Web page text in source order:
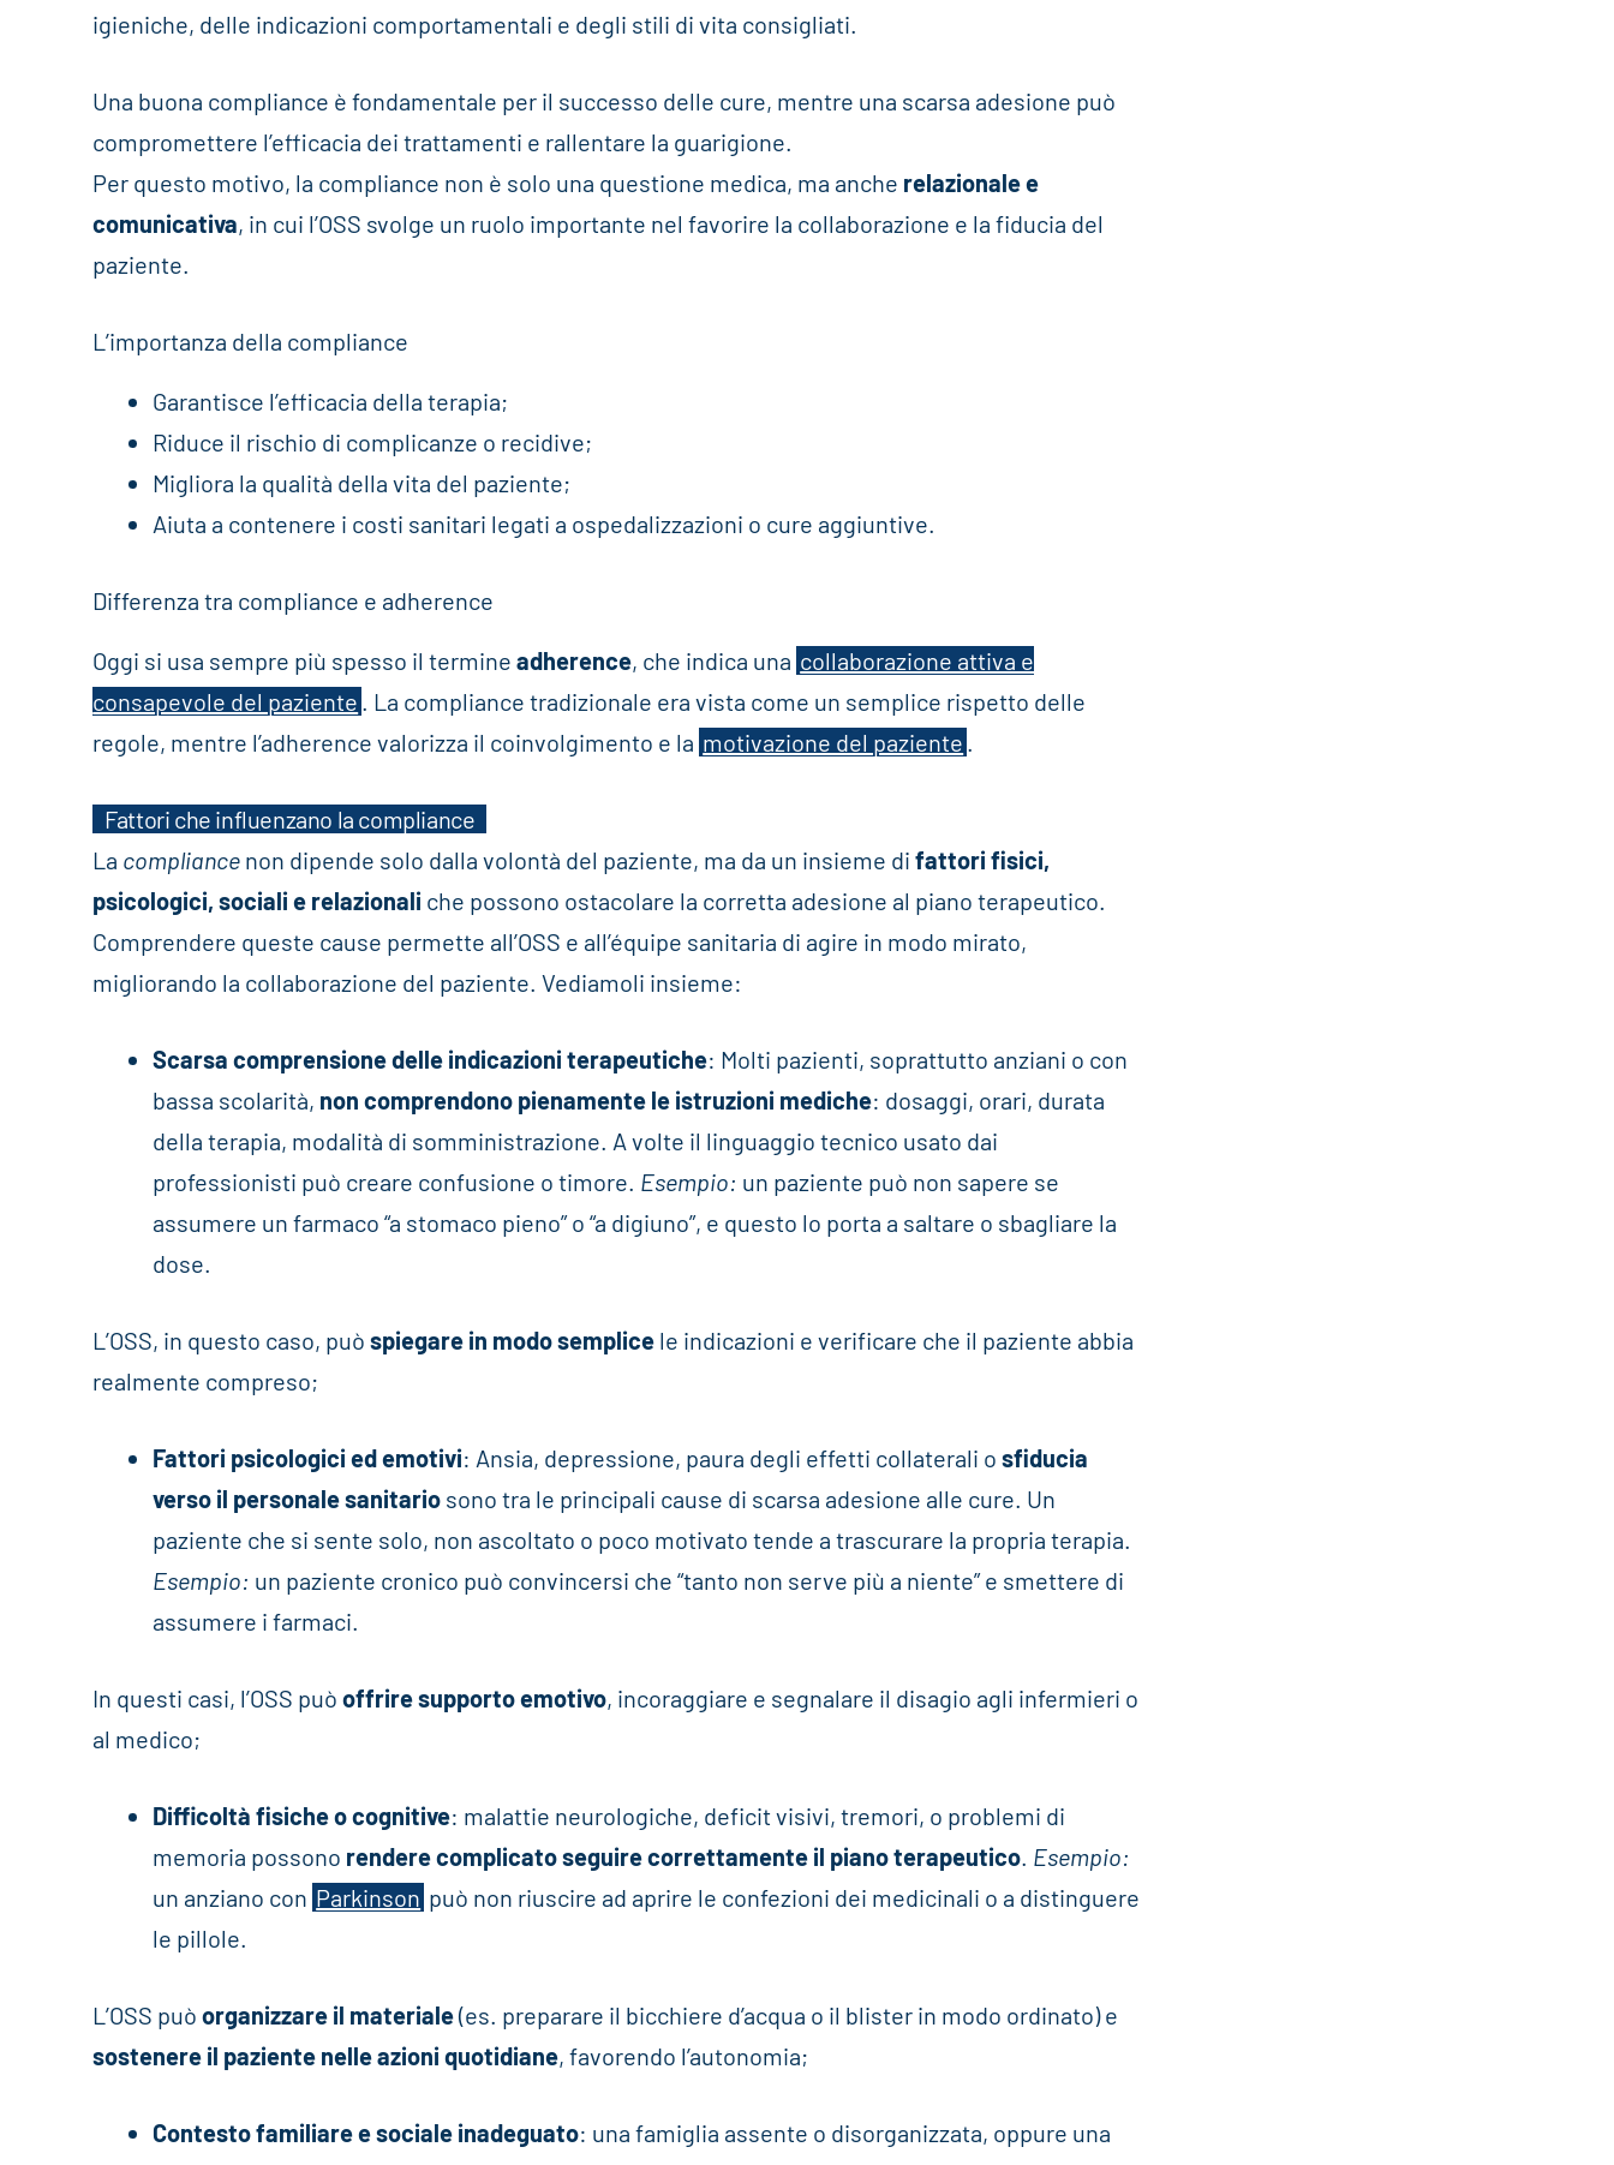
igieniche, delle indicazioni comportamentali e degli stili di vita consigliati.
Una buona compliance è fondamentale per il successo delle cure, mentre una scarsa adesione può
compromettere l’efficacia dei trattamenti e rallentare la guarigione.
Per questo motivo, la compliance non è solo una questione medica, ma anche relazionale e
comunicativa, in cui l’OSS svolge un ruolo importante nel favorire la collaborazione e la fiducia del
paziente.
L’importanza della compliance
Garantisce l’efficacia della terapia;
Riduce il rischio di complicanze o recidive;
Migliora la qualità della vita del paziente;
Aiuta a contenere i costi sanitari legati a ospedalizzazioni o cure aggiuntive.
Differenza tra compliance e adherence
Oggi si usa sempre più spesso il termineadherence, che indica una collaborazione attiva e
consapevole del paziente . La compliance tradizionale era vista come un semplice rispetto delle
regole, mentre l’adherence valorizza il coinvolgimento e la motivazione del paziente .
Fattori che influenzano la compliance
La compliance non dipende solo dalla volontà del paziente, ma da un insieme difattori fisici,
psicologici, sociali e relazionali che possono ostacolare la corretta adesione al piano terapeutico.
Comprendere queste cause permette all’OSS e all’équipe sanitaria di agire in modo mirato,
migliorando la collaborazione del paziente. Vediamoli insieme:
Scarsa comprensione delle indicazioni terapeutiche: Molti pazienti, soprattutto anziani o con
bassa scolarità, non comprendono pienamente le istruzioni mediche: dosaggi, orari, durata
della terapia, modalità di somministrazione. A volte il linguaggio tecnico usato dai
professionisti può creare confusione o timore. Esempio: un paziente può non sapere se
assumere un farmaco “a stomaco pieno” o “a digiuno”, e questo lo porta a saltare o sbagliare la
dose.
L’OSS, in questo caso, puòspiegare in modo semplice le indicazioni e verificare che il paziente abbia
realmente compreso;
Fattori psicologici ed emotivi: Ansia, depressione, paura degli effetti collaterali osfiducia
verso il personale sanitario sono tra le principali cause di scarsa adesione alle cure. Un
paziente che si sente solo, non ascoltato o poco motivato tende a trascurare la propria terapia.
Esempio: un paziente cronico può convincersi che “tanto non serve più a niente” e smettere di
assumere i farmaci.
In questi casi, l’OSS puòoffrire supporto emotivo, incoraggiare e segnalare il disagio agli infermieri o
al medico;
Difficoltà fisiche o cognitive: malattie neurologiche, deficit visivi, tremori, o problemi di
memoria possono rendere complicato seguire correttamente il piano terapeutico. Esempio:
un anziano con Parkinson può non riuscire ad aprire le confezioni dei medicinali o a distinguere
le pillole.
L’OSS puòorganizzare il materiale(es. preparare il bicchiere d’acqua o il blister in modo ordinato) e
sostenere il paziente nelle azioni quotidiane, favorendo l’autonomia;
Contesto familiare e sociale inadeguato: una famiglia assente o disorganizzata, oppure una